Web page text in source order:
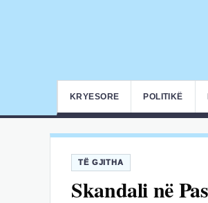
KRYESORE POLITIKË
TË GJITHA
Skandali në